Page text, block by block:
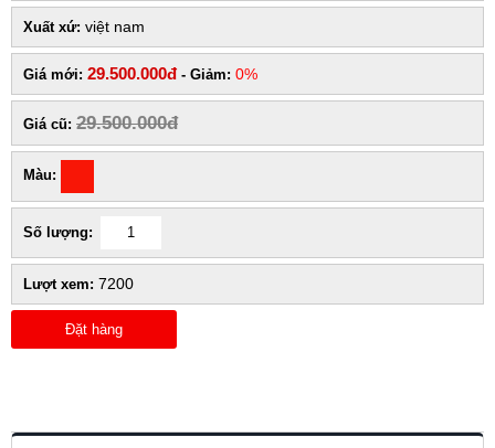
Xuất xứ: việt nam
Giá mới: 29.500.000đ - Giảm: 0%
Giá cũ: 29.500.000đ
Màu:
Số lượng:
Lượt xem: 7200
Đặt hàng